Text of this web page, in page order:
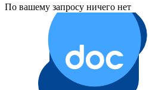
По вашему запросу ничего нет